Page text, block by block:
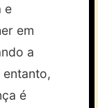
e
em
a
é